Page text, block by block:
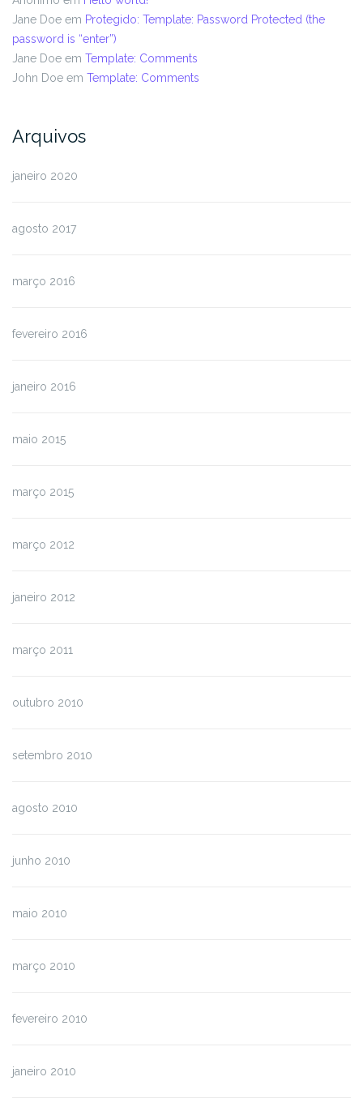
Jane Doe em Protegido: Template: Password Protected (the
password is “enter”)
Jane Doe em Template: Comments
John Doe em Template: Comments
Arquivos
janeiro 2020
agosto 2017
março 2016
fevereiro 2016
janeiro 2016
maio 2015
março 2015
março 2012
janeiro 2012
março 2011
outubro 2010
setembro 2010
agosto 2010
junho 2010
maio 2010
março 2010
fevereiro 2010
janeiro 2010